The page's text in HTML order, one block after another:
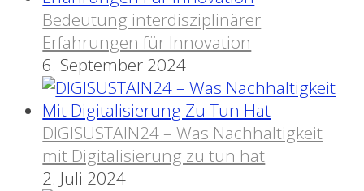
Bedeutung interdisziplinärer
Erfahrungen für Innovation
6. September 2024
DIGISUSTAIN24 – Was Nachhaltigkeit
mit Digitalisierung zu tun hat
2. Juli 2024